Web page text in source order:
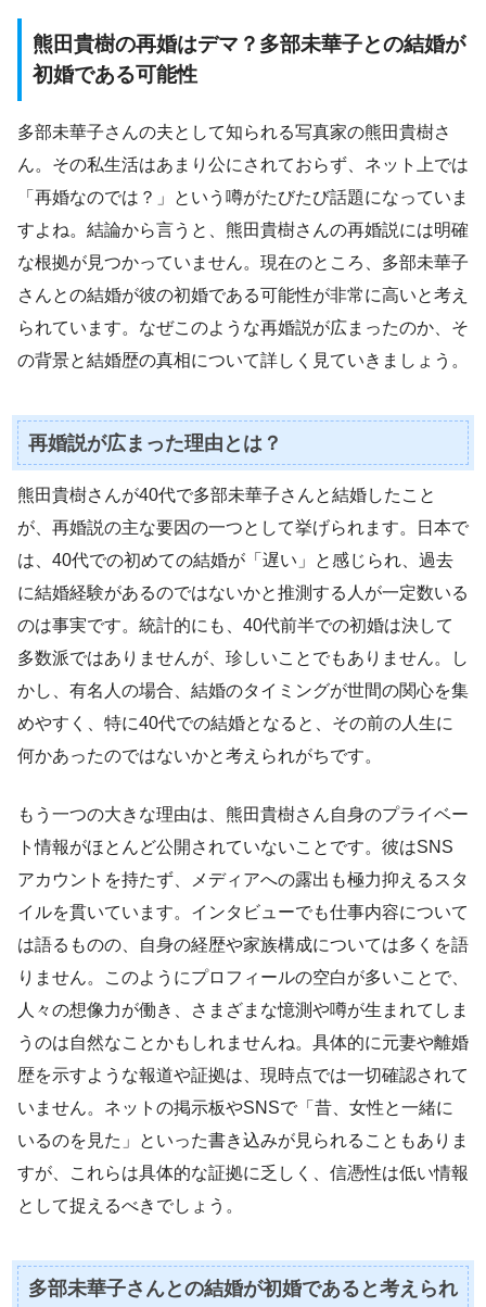
熊田貴樹の再婚はデマ？多部未華子との結婚が
初婚である可能性
多部未華子さんの夫として知られる写真家の熊田貴樹さ
ん。その私生活はあまり公にされておらず、ネット上では
「再婚なのでは？」という噂がたびたび話題になっていま
すよね。結論から言うと、熊田貴樹さんの再婚説には明確
な根拠が見つかっていません。現在のところ、多部未華子
さんとの結婚が彼の初婚である可能性が非常に高いと考え
られています。なぜこのような再婚説が広まったのか、そ
の背景と結婚歴の真相について詳しく見ていきましょう。
再婚説が広まった理由とは？
熊田貴樹さんが40代で多部未華子さんと結婚したこと
が、再婚説の主な要因の一つとして挙げられます。日本で
は、40代での初めての結婚が「遅い」と感じられ、過去
に結婚経験があるのではないかと推測する人が一定数いる
のは事実です。統計的にも、40代前半での初婚は決して
多数派ではありませんが、珍しいことでもありません。し
かし、有名人の場合、結婚のタイミングが世間の関心を集
めやすく、特に40代での結婚となると、その前の人生に
何かあったのではないかと考えられがちです。
もう一つの大きな理由は、熊田貴樹さん自身のプライベー
ト情報がほとんど公開されていないことです。彼はSNS
アカウントを持たず、メディアへの露出も極力抑えるスタ
イルを貫いています。インタビューでも仕事内容について
は語るものの、自身の経歴や家族構成については多くを語
りません。このようにプロフィールの空白が多いことで、
人々の想像力が働き、さまざまな憶測や噂が生まれてしま
うのは自然なことかもしれませんね。具体的に元妻や離婚
歴を示すような報道や証拠は、現時点では一切確認されて
いません。ネットの掲示板やSNSで「昔、女性と一緒に
いるのを見た」といった書き込みが見られることもありま
すが、これらは具体的な証拠に乏しく、信憑性は低い情報
として捉えるべきでしょう。
多部未華子さんとの結婚が初婚であると考えられ